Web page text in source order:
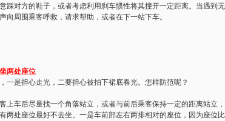
对方的鞋子，或者考虑利用刹车惯性将其撞开一定距离。当遇到
向周围乘客呼救，请求帮助，或者在下一站下车。
两处座位
是担心走光，二要担心被拍下裙底春光。怎样防范呢？
上车后尽量找一个角落站立，或者与前后乘客保持一定的距离站立，
处座位最好不去坐。一是车前部左右两排相对的座位，因为座位